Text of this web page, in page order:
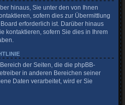
hinaus, Sie unter den von Ihnen
sofern dies zur Übermittlung
erforderlich ist. Darüber hinaus
kontaktieren, sofern Sie dies in Ihrem
der Seiten, die die phpBB-
in anderen Bereichen seiner
Daten verarbeitet, wird er Sie